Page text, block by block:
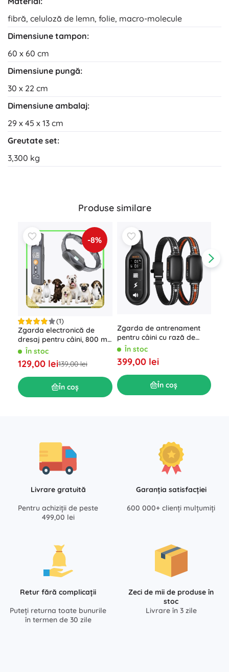
fibră, celuloză de lemn, folie, macro-molecule
Dimensiune tampon:
60 x 60 cm
Dimensiune pungă:
30 x 22 cm
Dimensiune ambalaj:
29 x 45 x 13 cm
Greutate set:
3,300 kg
Produse similare
-8%
(1)
Zgarda electronică de
dresaj pentru câini, 800 m,
cu telecomandă și LED
În stoc
129,00 lei139,00 lei
În coș
Zgarda de antrenament
pentru câini cu rază de
acțiune de 1000m și două
În stoc
399,00 lei
În coș
Livrare gratuită
Pentru achiziții de peste
499,00 lei
Garanția satisfacției
600 000+ clienți mulțumiți
Retur fără complicații
Puteți returna toate bunurile
în termen de 30 zile
Zeci de mii de produse în
stoc
Livrare în 3 zile